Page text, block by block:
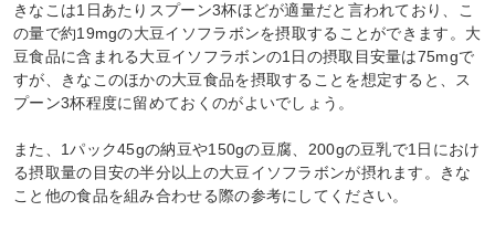
きなこは1日あたりスプーン3杯ほどが適量だと言われており、こ
の量で約19mgの大豆イソフラボンを摂取することができます。大
豆食品に含まれる大豆イソフラボンの1日の摂取目安量は75mgで
すが、きなこのほかの大豆食品を摂取することを想定すると、ス
プーン3杯程度に留めておくのがよいでしょう。
また、1パック45gの納豆や150gの豆腐、200gの豆乳で1日におけ
る摂取量の目安の半分以上の大豆イソフラボンが摂れます。きな
こと他の食品を組み合わせる際の参考にしてください。